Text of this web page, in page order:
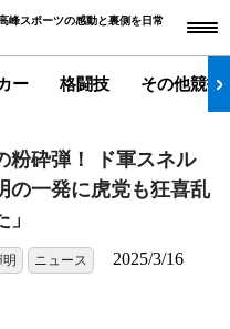
スポーツの感動と裏側を日常
ー 格闘技 その他競技
粉砕弾！ ド軍スネル
の一発に虎党も狂喜乱
ニュース 2025/3/16